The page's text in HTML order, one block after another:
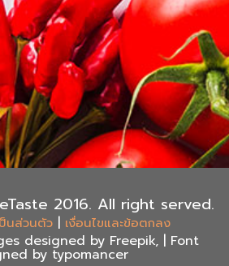
2016. All right served.
นส่วนตัว | เงื่อนไขและข้อตกลง
designed by Freepik, | Font
by typomancer